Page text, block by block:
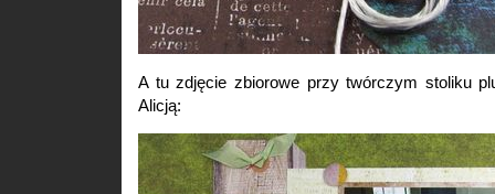
A tu zdjęcie zbiorowe przy twórczym stoliku
Alicją: